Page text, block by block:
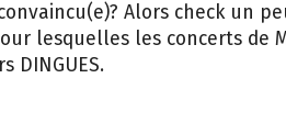
Alors check un
lesquelles les concerts de
DINGUES.